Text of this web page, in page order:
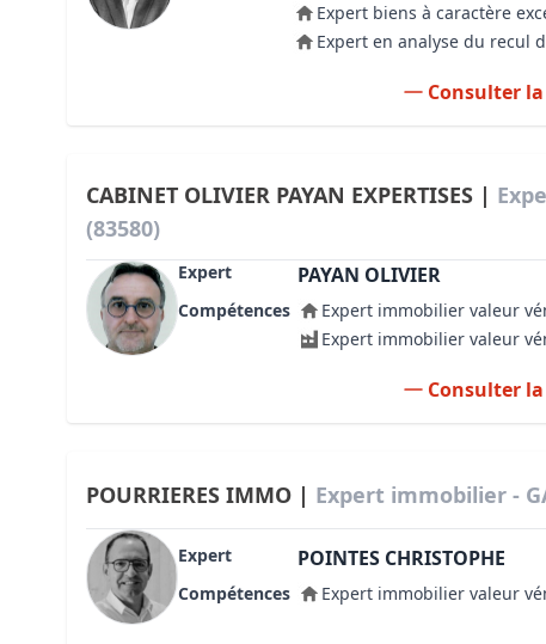
Expert biens à caractère
Expert en analyse du recul
Consulter
CABINET OLIVIER PAYAN EXPERTISES |
(83580)
Expert PAYAN OLIVIER
Compétences
Expert immobilier valeur
Expert immobilier valeur
Consulter
POURRIERES IMMO | Expert immobilier -
Expert POINTES CHRISTOPHE
Compétences Expert immobilier valeur